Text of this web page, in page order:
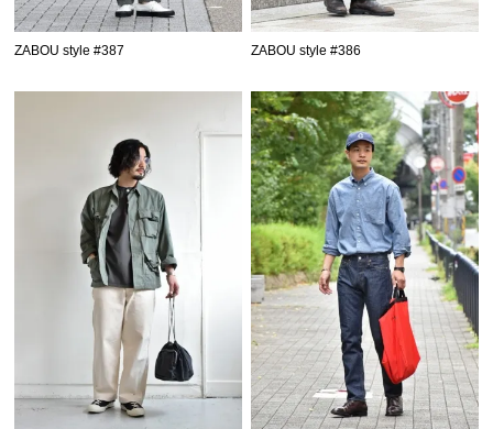
ZABOU style #387 ZABOU style #386